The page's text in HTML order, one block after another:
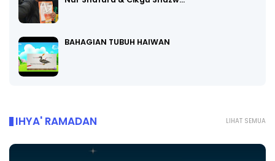
BAHAGIAN TUBUH HAIWAN
LIHAT SEMUA
IHYA' RAMADAN